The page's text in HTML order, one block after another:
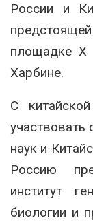
России и
площадке X
Харбине.
С
участвовать
наук и
Россию
институт
биологии и